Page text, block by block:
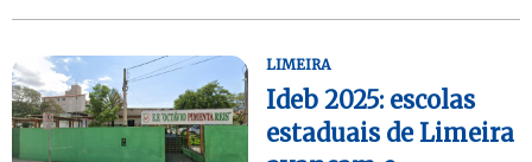
LIMEIRA
Ideb 2025: escolas
estaduais de Limeira